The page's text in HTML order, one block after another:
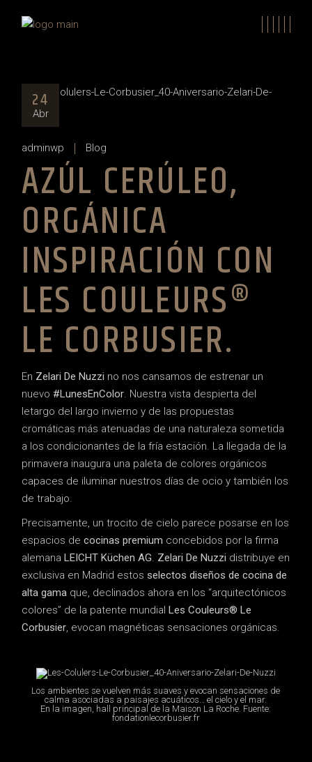
24
Abr
adminwp Blog
AZÚL CERÚLEO,
ORGÁNICA
INSPIRACIÓN CON
LES COULEURS®
LE CORBUSIER.
En Zelari De Nuzzi no nos cansamos de estrenar un
nuevo #LunesEnColor. Nuestra vista despierta del
letargo del largo invierno y de las propuestas
cromáticas más atenuadas de una naturaleza sometida
a los condicionantes de la fría estación. La llegada de la
primavera inaugura una paleta de colores orgánicos
capaces de iluminar nuestros días de ocio y también los
de trabajo.
Precisamente, un trocito de cielo parece posarse en los
espacios decocinas premium concebidos por la firma
alemanaLEICHT Küchen AG. Zelari De Nuzzi distribuye en
exclusiva en Madrid estosselectos diseños de cocina de
alta gama que, declinados ahora en los “arquitectónicos
colores” de la patente mundialLes Couleurs® Le
Corbusier, evocan magnéticas sensaciones orgánicas.
Los ambientes se vuelven más suaves y evocan sensaciones de
calma asociadas a paisajes acuáticos… el cielo y el mar.
En la imagen, hall principal de la Maison La Roche. Fuente:
fondationlecorbusier.fr